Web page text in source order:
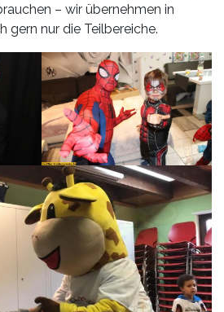
– wir übernehmen in
gern nur die Teilbereiche.